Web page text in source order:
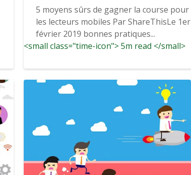
5 moyens sûrs de gagner la course pour
les lecteurs mobiles Par ShareThisLe 1er
février 2019 bonnes pratiques...
<small class="time-icon"> 5m read </small>